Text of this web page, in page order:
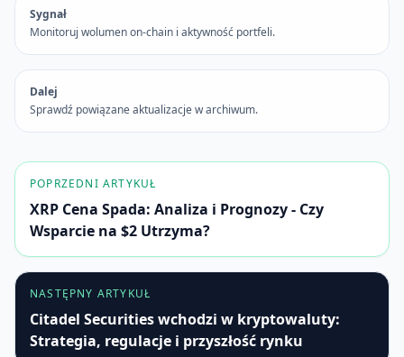
Sygnał
Monitoruj wolumen on-chain i aktywność portfeli.
Dalej
Sprawdź powiązane aktualizacje w archiwum.
POPRZEDNI ARTYKUŁ
XRP Cena Spada: Analiza i Prognozy - Czy
Wsparcie na $2 Utrzyma?
NASTĘPNY ARTYKUŁ
Citadel Securities wchodzi w kryptowaluty:
Strategia, regulacje i przyszłość rynku